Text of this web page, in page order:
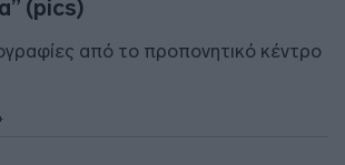
(pics)
από το προπονητικό κέντρο